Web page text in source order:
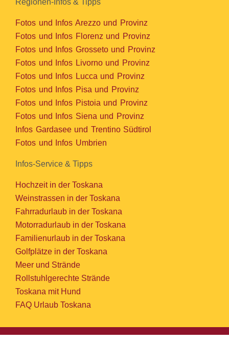
Regionen-Infos & Tipps
Fotos und Infos Arezzo und Provinz
Fotos und Infos Florenz und Provinz
Fotos und Infos Grosseto und Provinz
Fotos und Infos Livorno und Provinz
Fotos und Infos Lucca und Provinz
Fotos und Infos Pisa und Provinz
Fotos und Infos Pistoia und Provinz
Fotos und Infos Siena und Provinz
Infos Gardasee und Trentino Südtirol
Fotos und Infos Umbrien
Infos-Service & Tipps
Hochzeit in der Toskana
Weinstrassen in der Toskana
Fahrradurlaub in der Toskana
Motorradurlaub in der Toskana
Familienurlaub in der Toskana
Golfplätze in der Toskana
Meer und Strände
Rollstuhlgerechte Strände
Toskana mit Hund
FAQ Urlaub Toskana